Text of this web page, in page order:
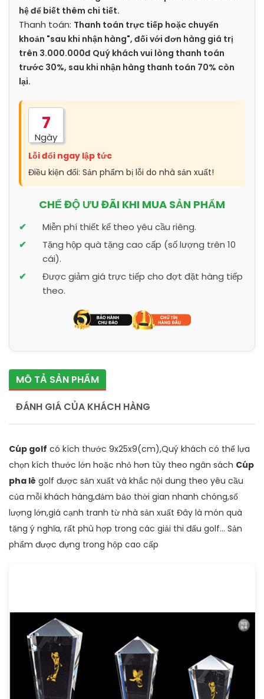
hệ để biết thêm chi tiết.
Thanh toán: Thanh toán trực tiếp hoặc chuyển
khoản "sau khi nhận hàng", đối với đơn hàng giá trị
trên 3.000.000đ Quý khách vui lòng thanh toán
trước 30%, sau khi nhận hàng thanh toán 70% còn
lại.
7
Ngày
Lỗi đổi ngay lập tức
Điều kiện đổi: Sản phẩm bị lỗi do nhà sản xuất!
CHẾ ĐỘ ƯU ĐÃI KHI MUA SẢN PHẨM
Miễn phí thiết kế theo yêu cầu riêng.
Tặng hộp quà tặng cao cấp (số lượng trên 10
cái).
Được giảm giá trực tiếp cho đợt đặt hàng tiếp
theo.
MÔ TẢ SẢN PHẨM
ĐÁNH GIÁ CỦA KHÁCH HÀNG
Cúp golf có kích thước 9x25x9(cm),Quý khách có thể lựa
chọn kích thước lớn hoặc nhỏ hơn tùy theo ngân sách Cúp
pha lê golf được sản xuất và khắc nội dung theo yêu cầu
của mỗi khách hàng,đảm bảo thời gian nhanh chóng,số
lượng lớn,giá cạnh tranh từ nhà sản xuất Đây là món quà
tặng ý nghĩa, rất phù hợp trong các giải thi đấu golf... Sản
phẩm được đựng trong hộp cao cấp